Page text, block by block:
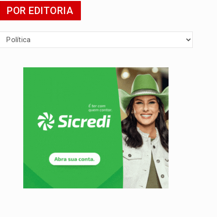
POR EDITORIA